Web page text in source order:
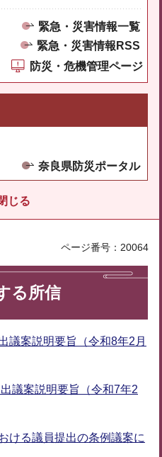
緊急・災害情報一覧
緊急・災害情報RSS
防災・危機管理ページ
奈良県防災ポータル
じる
ページ番号：20064
る所信
議案説明要旨（令和8年2月
議案説明要旨（令和7年2
ける議員提出の条例議案に